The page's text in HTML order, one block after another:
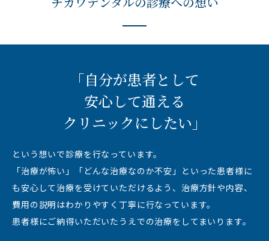
「自分が患者として
安心して通える
クリニックにしたい」
という想いで診療を行なっています。
「治療が怖い」「どんな治療なのか不安」といった患者様に
も安心して治療を受けていただけるよう、 治療方針や内容、
費用の説明はわかりやすく丁寧に行なっています。
患者様にご納得いただいたうえでの治療をしてまいります。